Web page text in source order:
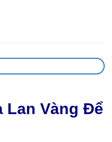
Lan Vàng Để